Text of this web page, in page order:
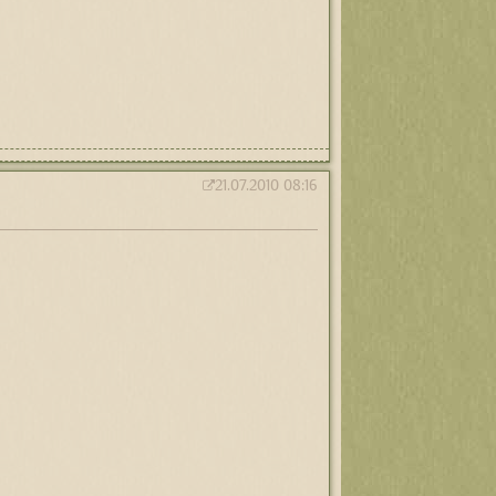
21.07.2010 08:16